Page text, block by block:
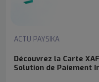
ACTU PAYSIKA
Découvrez la Carte
Solution de Paiement